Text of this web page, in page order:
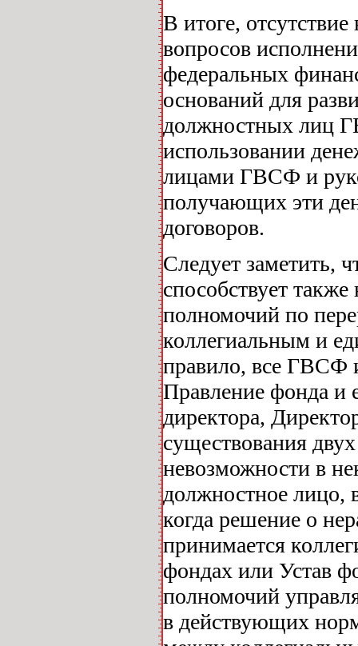
В итоге,
вопросов
федеральных
оснований для
должностных лиц
использовании
лицами ГВСФ и
получающих эти
договоров.
Следует заметить,
способствует
полномочий по
коллегиальным и
правило, все ГВСФ
Правление фонда и
директора,
существования
невозможности в
должностное лицо,
когда решение о
принимается
фондах или Устав
полномочий
в действующих